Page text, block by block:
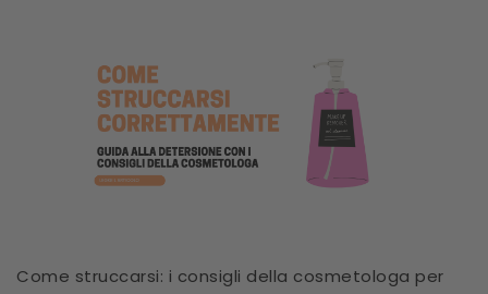
Come struccarsi: i consigli della cosmetologa per